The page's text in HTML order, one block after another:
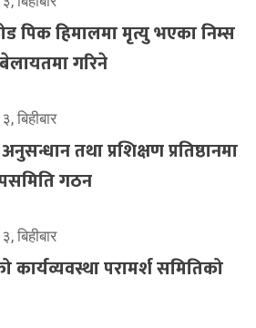
पिक हिमालमा मृत्यु भएका निम्स
बेलायतमा गरिने
बिहीबार
तथा प्रशिक्षण प्रतिष्ठानमा
गठन
बिहीबार
कार्यव्यवस्था परामर्श समितिको